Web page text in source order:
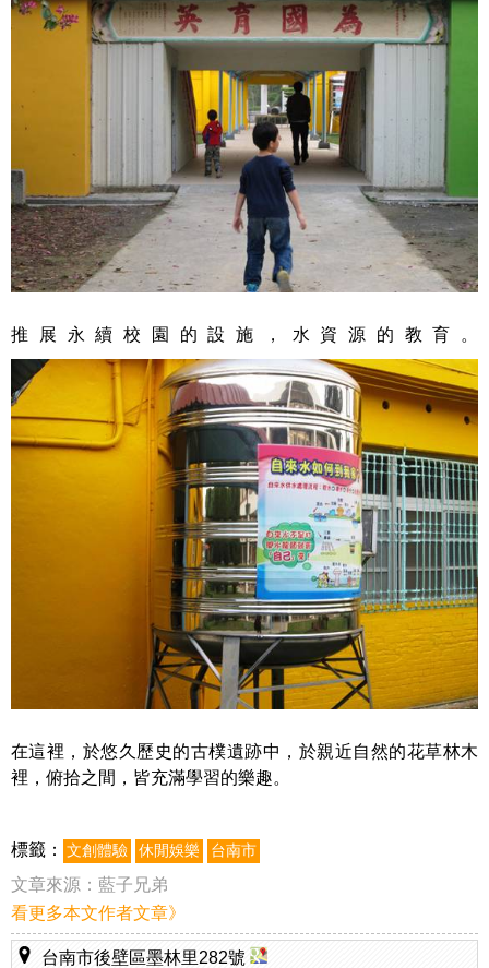
推展永續校園的設施，水資源的教育。
在這裡，於悠久歷史的古樸遺跡中，於親近自然的花草林木
裡，俯拾之間，皆充滿學習的樂趣。
標籤： 文創體驗 休閒娛樂 台南市
文章來源： 藍子兄弟
看更多本文作者文章》
台南市後壁區墨林里282號